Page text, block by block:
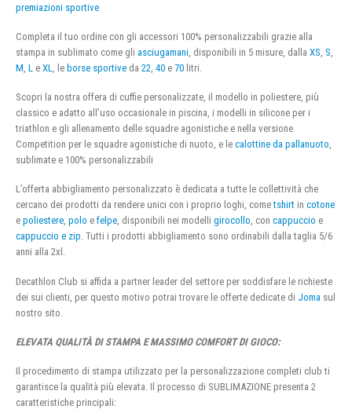
premiazioni sportive
Completa il tuo ordine con gli accessori 100% personalizzabili grazie alla
stampa in sublimato come gli asciugamani , disponibili in 5 misure, dalla XS S
M L e XL , le borse sportive da 22 40 e 70 litri.
Scopri la nostra offera di cuffie personalizzate, il modello in poliestere, più
classico e adatto all’uso occasionale in piscina, i modelli in silicone per i
triathlon e gli allenamento delle squadre agonistiche e nella versione
Competition per le squadre agonistiche di nuoto, e le calottine da pallanuoto,
sublimate e 100% personalizzabili
L’offerta abbigliamento personalizzato è dedicata a tutte le collettività che
cercano dei prodotti da rendere unici con i proprio loghi, cometshirt in cotone
e poliestere, polo e felpe, disponibili nei modelli girocollo, con cappuccio e
cappuccio e zip. Tutti i prodotti abbigliamento sono ordinabili dalla taglia 5/6
anni alla 2xl.
Decathlon Club si affida a partner leader del settore per soddisfare le richieste
dei sui clienti, per questo motivo potrai trovare le offerte dedicate di Joma sul
nostro sito.
ELEVATA QUALITÀ DI STAMPA E MASSIMO COMFORT DI GIOCO:
Il procedimento di stampa utilizzato per la personalizzazione completi club ti
garantisce la qualità più elevata. Il processo di SUBLIMAZIONE presenta 2
caratteristiche principali: